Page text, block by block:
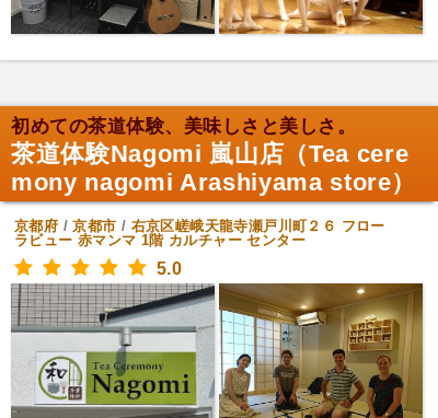
初めての茶道体験、美味しさと美しさ。
茶道体験Nagomi 嵐山店（Tea cere
mony nagomi Arashiyama store）
京都府 /京都市 / 右京区嵯峨天龍寺瀬戸川町２６ フロー
ラビュー 赤マンマ 1階 カルチャー センター
5.0